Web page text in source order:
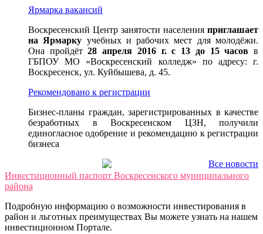
Ярмарка вакансий
Воскресенский Центр занятости населения приглашает
на Ярмарку учебных и рабочих мест для молодёжи.
Она пройдёт28 апреля 2016 г. с 13 до 15 часов в
ГБПОУ МО «Воскресенский колледж» по адресу: г.
Воскресенск, ул. Куйбышева, д. 45.
Рекомендовано к регистрации
Бизнес-планы граждан, зарегистрированных в качестве
безработных в Воскресенском ЦЗН, получили
единогласное одобрение и рекомендацию к регистрации
бизнеса
Все новости
Инвестиционный паспорт Воскресенского муниципального
района
Подробную информацию о возможности инвестирования в
район и льготных преимуществах Вы можете узнать на нашем
инвестиционном Портале.